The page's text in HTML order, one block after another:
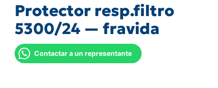
Protector resp.filtro
5300/24 — fravida
Contactar a un representante